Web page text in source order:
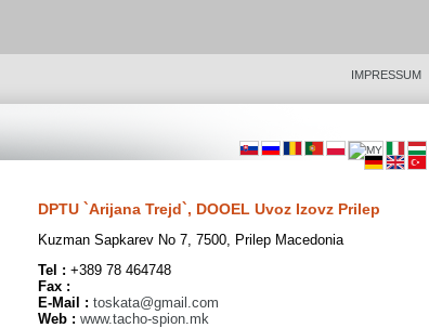
IMPRESSUM
DPTU `Arijana Trejd`, DOOEL Uvoz Izovz Prilep
Kuzman Sapkarev No 7, 7500, Prilep Macedonia
Tel : +389 78 464748
Fax :
E-Mail : toskata@gmail.com
Web : www.tacho-spion.mk